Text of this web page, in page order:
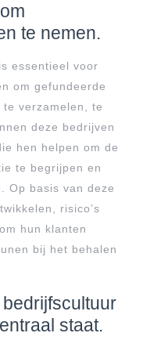
te nemen.
essentieel voor
om gefundeerde
verzamelen, te
deze bedrijven
hen helpen om de
te begrijpen en
Op basis van deze
risico’s
hun klanten
bij het behalen
staat.